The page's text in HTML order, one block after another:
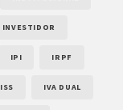
INVESTIDOR
IPI IRPF
ISS IVA DUAL